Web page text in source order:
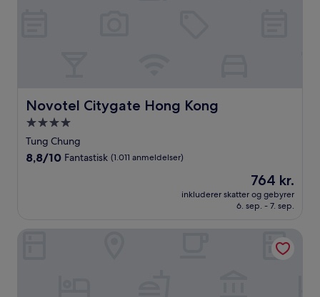
Novotel Citygate Hong Kong
Novotel Citygate Hong Kong
4.0-
stjernet
overnatningssted
Tung Chung
8.8
anmeldelser)
8,8/10 Fantastisk (1.011 anmeldelser)
Prisen
er
764 kr.
764 kr.
inkluderer skatter og gebyrer
6. sep. - 7. sep.